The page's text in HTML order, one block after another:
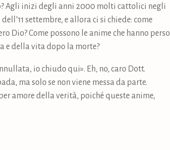
Agli inizi degli anni 2000 molti cattolici negli
settembre, e allora ci si chiede: come
Dio? Come possono le anime che hanno perso
e della vita dopo la morte?
io chiudo qui». Eh, no, caro Dott.
ma solo se non viene messa da parte.
amore della verità, poiché queste anime,